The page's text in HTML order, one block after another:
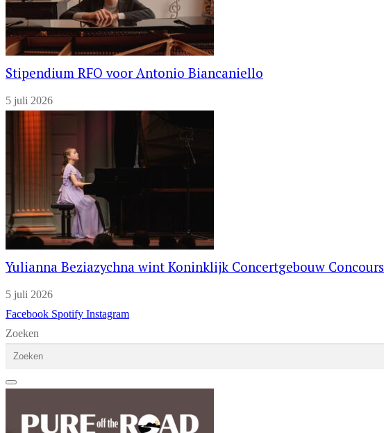
Stipendium RFO voor Antonio Biancaniello
5 juli 2026
Yulianna Beziazychna wint Koninklijk Concertgebouw Concours
5 juli 2026
Facebook Spotify Instagram
Zoeken